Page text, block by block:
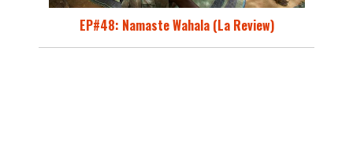
EP#48: Namaste Wahala (La Review)